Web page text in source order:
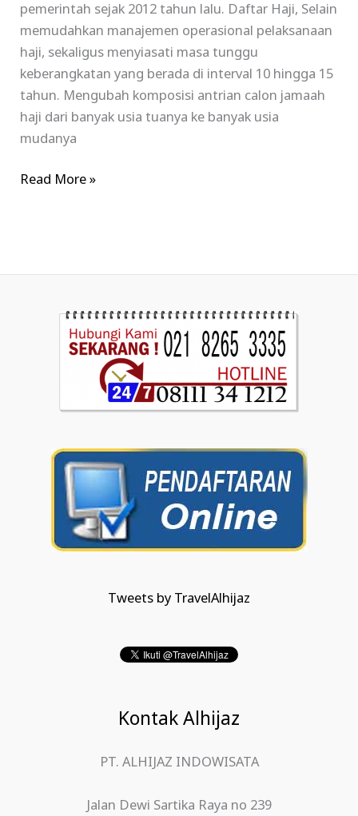
pemerintah sejak 2012 tahun lalu. Daftar Haji, Selain
memudahkan manajemen operasional pelaksanaan
haji, sekaligus menyiasati masa tunggu
keberangkatan yang berada di interval 10 hingga 15
tahun. Mengubah komposisi antrian calon jamaah
haji dari banyak usia tuanya ke banyak usia
mudanya
Read More »
Tweets by TravelAlhijaz
Kontak Alhijaz
PT. ALHIJAZ INDOWISATA
Jalan Dewi Sartika Raya no 239